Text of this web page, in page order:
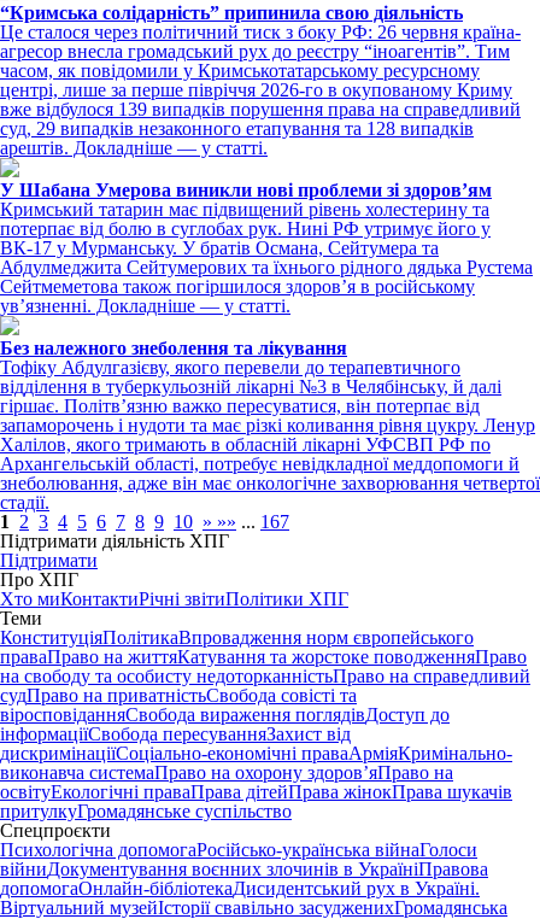
“Кримська солідарність” припинила свою діяльність
Це сталося через політичний тиск з боку РФ: 26 червня країна-
агресор внесла громадський рух до реєстру “іноагентів”. Тим
часом, як повідомили у Кримськотатарському ресурсному
центрі, лише за перше півріччя 2026-го в окупованому Криму
вже відбулося 139 випадків порушення права на справедливий
суд, 29 випадків незаконного етапування та 128 випадків
арештів. Докладніше — у статті.
У Шабана Умерова виникли нові проблеми зі здоров’ям
Кримський татарин має підвищений рівень холестерину та
потерпає від болю в суглобах рук. Нині РФ утримує його у
ВК-17 у Мурманську. У братів Османа, Сейтумера та
Абдулмеджита Сейтумерових та їхнього рідного дядька Рустема
Сейтмеметова також погіршилося здоров’я в російському
ув’язненні. Докладніше — у статті.
Без належного знеболення та лікування
Тофіку Абдулгазієву, якого перевели до терапевтичного
відділення в туберкульозній лікарні №3 в Челябінську, й далі
гіршає. Політвʼязню важко пересуватися, він потерпає від
запаморочень і нудоти та має різкі коливання рівня цукру. Ленур
Халілов, якого тримають в обласній лікарні УФСВП РФ по
Архангельській області, потребує невідкладної меддопомоги й
знеболювання, адже він має онкологічне захворювання четвертої
стадії.
1
2 3 4 5 6 7 8 9 10 » »» ... 167
Підтримати діяльність ХПГ
Підтримати
Про ХПГ
Хто миКонтактиРічні звітиПолітики ХПГ
Теми
КонституціяПолітикаВпровадження норм європейського
праваПраво на життяКатування та жорстоке поводженняПраво
на свободу та особисту недоторканністьПраво на справедливий
судПраво на приватністьСвобода совісті та
віросповіданняСвобода вираження поглядівДоступ до
інформаціїСвобода пересуванняЗахист від
дискримінаціїСоціально-економічні праваАрміяКримінально-
виконавча системаПраво на охорону здоров’яПраво на
освітуЕкологічні праваПрава дітейПрава жінокПрава шукачів
притулкуГромадянське суспільство
Спецпроєкти
Психологічна допомогаРосійсько-українська війнаГолоси
війниДокументування воєнних злочинів в УкраїніПравова
допомогаОнлайн-бібліотекаДисидентський рух в Україні.
Віртуальний музейІсторії свавільно засудженихГромадянська